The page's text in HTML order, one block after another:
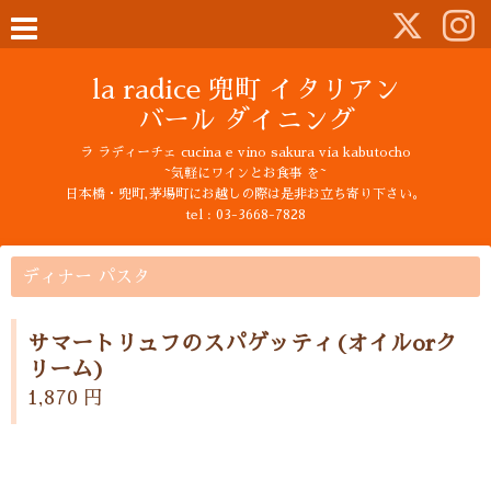
la radice 兜町 イタリアン
バール ダイニング
ラ ラディーチェ cucina e vino sakura via kabutocho
~気軽にワインとお食事 を~
日本橋・兜町,茅場町にお越しの際は是非お立ち寄り下さい。
tel : 03-3668-7828
ディナー パスタ
サマートリュフのスパゲッティ(オイルorク
リーム)
1,870 円